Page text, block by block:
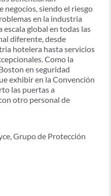
negocios, siendo el riesgo
en la industria
global en todas las
diferente, desde
hotelera hasta servicios
Como la
en seguridad
exhibir en la Convención
las puertas a
otro personal de
Grupo de Protección